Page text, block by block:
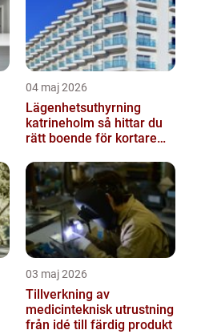
04 maj 2026
Lägenhetsuthyrning
katrineholm så hittar du
rätt boende för kortare
03 maj 2026
Tillverkning av
medicinteknisk utrustning
från idé till färdig produkt